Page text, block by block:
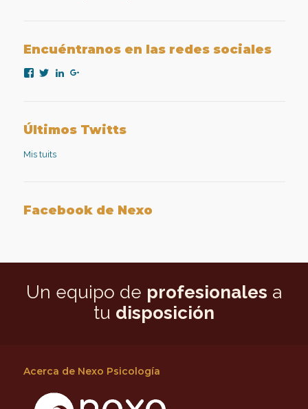
Encuéntranos en las redes sociales
Ver
Facebook
Ver
Twitter
Ver
aplicadaGoogle+
Últimos Twitts
Mis tuits
Facebook de Nexo
Un equipo de profesionales a
tu disposición
Acerca de Nexo Psicología